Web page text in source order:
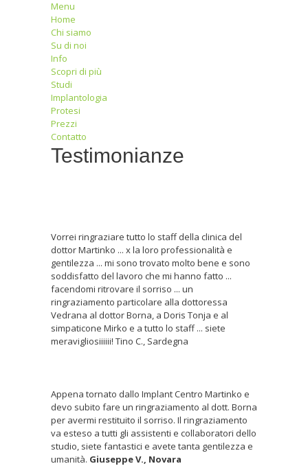
Menu
Home
Chi siamo
Su di noi
Info
Scopri di più
Studi
Implantologia
Protesi
Prezzi
Contatto
Testimonianze
Vorrei ringraziare tutto lo staff della clinica del
dottor Martinko ... x la loro professionalità e
gentilezza ... mi sono trovato molto bene e sono
soddisfatto del lavoro che mi hanno fatto ...
facendomi ritrovare il sorriso ... un
ringraziamento particolare alla dottoressa
Vedrana al dottor Borna, a Doris Tonja e al
simpaticone Mirko e a tutto lo staff ... siete
meravigliosiiiiii! Tino C., Sardegna
Appena tornato dallo Implant Centro Martinko e
devo subito fare un ringraziamento al dott. Borna
per avermi restituito il sorriso. Il ringraziamento
va esteso a tutti gli assistenti e collaboratori dello
studio, siete fantastici e avete tanta gentilezza e
umanità. Giuseppe V., Novara